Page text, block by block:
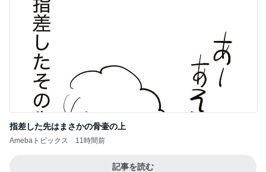
指差した先はまさかの骨壷の上
Amebaトピックス 11時間前
記事を読む